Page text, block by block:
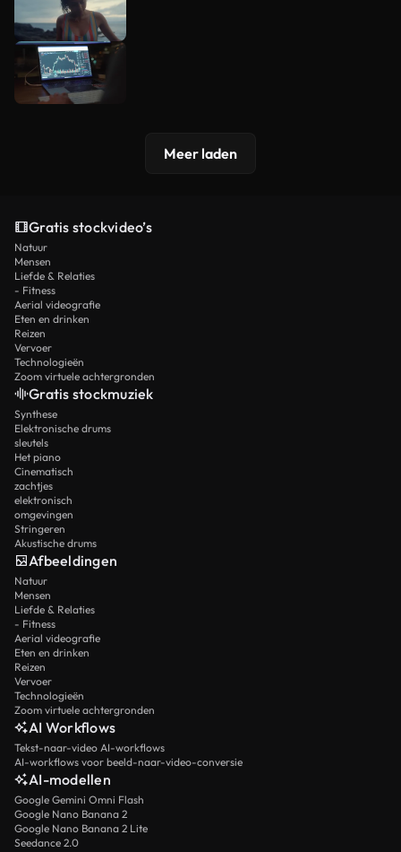
Meer laden
Gratis stockvideo’s
Natuur
Mensen
Liefde & Relaties
- Fitness
Aerial videografie
Eten en drinken
Reizen
Vervoer
Technologieën
Zoom virtuele achtergronden
Gratis stockmuziek
Synthese
Elektronische drums
sleutels
Het piano
Cinematisch
zachtjes
elektronisch
omgevingen
Stringeren
Akustische drums
Afbeeldingen
Natuur
Mensen
Liefde & Relaties
- Fitness
Aerial videografie
Eten en drinken
Reizen
Vervoer
Technologieën
Zoom virtuele achtergronden
AI Workflows
Tekst-naar-video AI-workflows
AI-workflows voor beeld-naar-video-conversie
AI-modellen
Google Gemini Omni Flash
Google Nano Banana 2
Google Nano Banana 2 Lite
Seedance 2.0